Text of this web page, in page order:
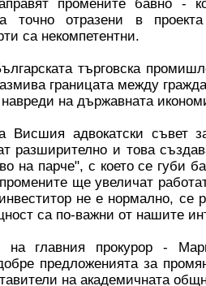
промените бавно -
точно отразени в
са некомпетентни.
търговска
границата между
на държавната
Висшия адвокатски съвет
разширително и това
на парче", с което се губи
ще увеличат
не е нормално, се
са по-важни от нашите
на главния прокурор -
предложенията за
на академичната